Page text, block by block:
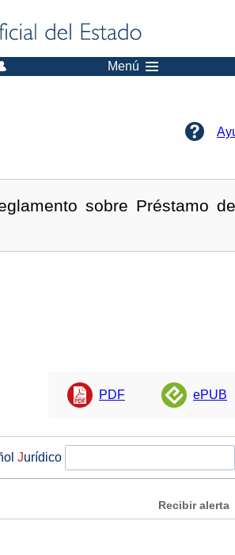
Menú
sobre Préstamo de
PDF ePUB
Jurídico
Recibir alerta